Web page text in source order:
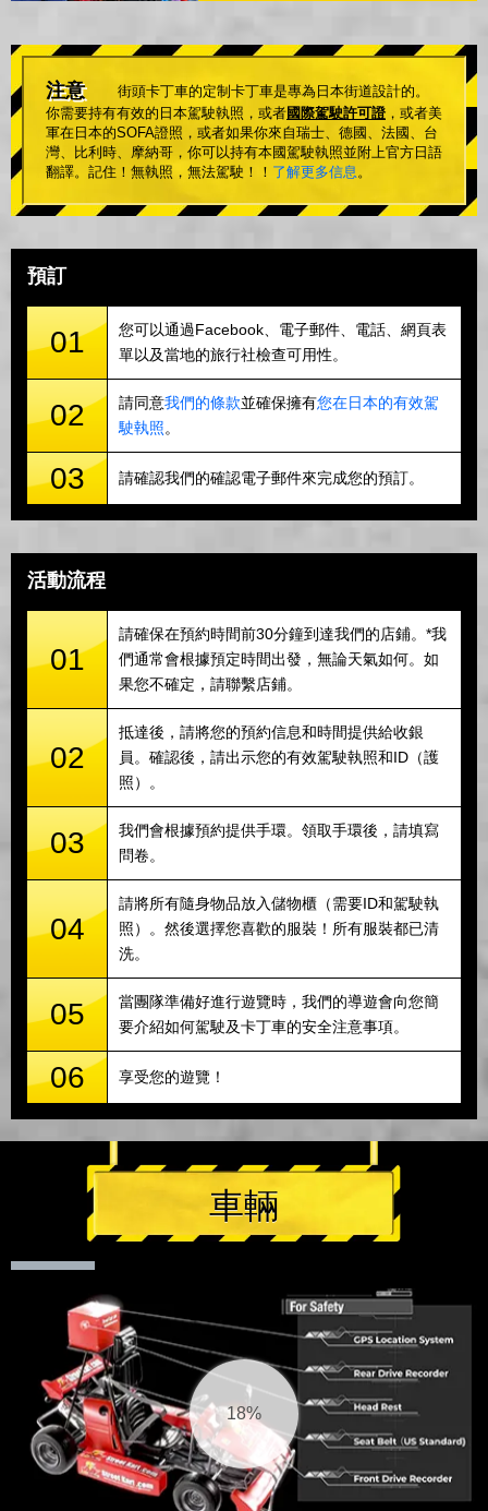
注意
街頭卡丁車的定制卡丁車是專為日本街道設計的。
你需要持有有效的日本駕駛執照，或者國際駕駛許可證 ，或者美
軍在日本的SOFA證照，或者如果你來自瑞士、德國、法國、台
灣、比利時、摩納哥，你可以持有本國駕駛執照並附上官方日語
翻譯。記住！無執照，無法駕駛！！ 了解更多信息。
預訂
01
您可以通過Facebook、電子郵件、電話、網頁表
單以及當地的旅行社檢查可用性。
02 請同意我們的條款並確保擁有您在日本的有效駕
駛執照。
03 請確認我們的確認電子郵件來完成您的預訂。
活動流程
01
請確保在預約時間前30分鐘到達我們的店鋪。*我
們通常會根據預定時間出發，無論天氣如何。如
果您不確定，請聯繫店鋪。
02
抵達後，請將您的預約信息和時間提供給收銀
員。確認後，請出示您的有效駕駛執照和ID（護
照）。
03
我們會根據預約提供手環。領取手環後，請填寫
問卷。
04
請將所有隨身物品放入儲物櫃（需要ID和駕駛執
照）。然後選擇您喜歡的服裝！所有服裝都已清
洗。
05
當團隊準備好進行遊覽時，我們的導遊會向您簡
要介紹如何駕駛及卡丁車的安全注意事項。
06 享受您的遊覽！
車輛
18%